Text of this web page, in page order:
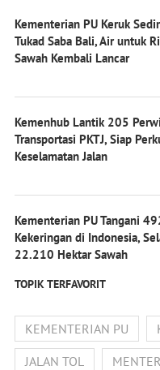
Kementerian PU Keruk
Tukad Saba Bali, Air untuk
Sawah Kembali Lancar
Kemenhub Lantik 205
Transportasi PKTJ, Siap
Keselamatan Jalan
Kementerian PU Tangani
Kekeringan di Indonesia,
22.210 Hektar Sawah
TOPIK TERFAVORIT
KEMENTERIAN PU
JALAN TOL